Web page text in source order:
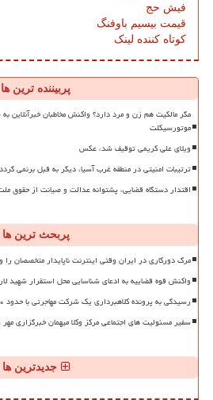
فیش حج
قیمت بیسیم باوفنگ
کوتاه کننده لینک
پربیننده ترین ها
مگر مالکیت هم زن و مرد دارد؟ واکنش مخاطبان خبرآنلاین
موتورسیکلت
ویلای علی کریمی توقیف شد، عکس
ترتیبات امنیتی در منطقه غرب آسیا، دیگر به قبل برنمی گردد
اقتدار دستگاه قضایی، پشتوانه عدالت و صیانت از حقوق
پربحث ترین ها
مرگ دورکاری در ایران وقتی اینترنت ناپایدار متخصصان را
واکنش قوه قضاییه به ادعای شناسایی محل استقرار شهید
رسیدگی به پرونده کلاهبرداری یک شرکت مهاجرتی با حدود ۳۰۰ شاکی در دادسرای تهران
سفیر مسئولیت های اجتماعی مرکز وکلا میهمان خبرگزاری
جدیدترین ها